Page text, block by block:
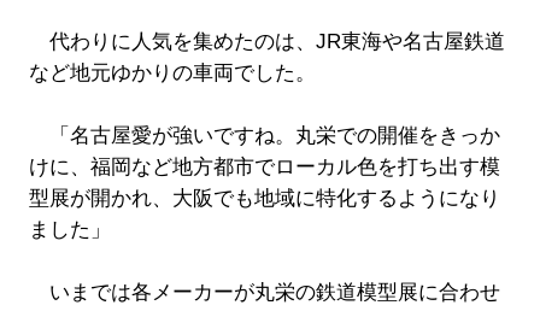
代わりに人気を集めたのは、JR東海や名古屋鉄道
など地元ゆかりの車両でした。
「名古屋愛が強いですね。丸栄での開催をきっか
けに、福岡など地方都市でローカル色を打ち出す模
型展が開かれ、大阪でも地域に特化するようになり
ました」
いまでは各メーカーが丸栄の鉄道模型展に合わせ